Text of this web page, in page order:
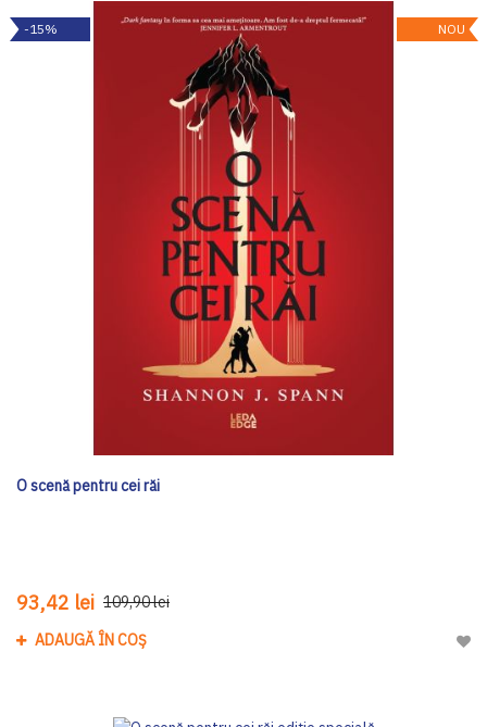
NOU
-15%
O scenă pentru cei răi
93,42 lei 109,90 lei
ADAUGĂ ÎN COȘ